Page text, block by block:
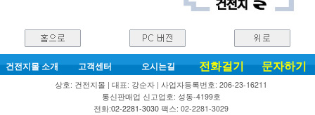
건전지몰 소개 고객센터 오시는길 전화걸기 문자하기
상호: 건전지몰 | 대표: 강순자 | 사업자등록번호: 206-23-16211
통신판매업 신고업호: 성동-4199호
전화:02-2281-3030 팩스: 02-2281-3029